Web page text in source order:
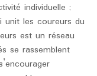
individuelle ;
unit les coureurs du
est un réseau
se rassemblent